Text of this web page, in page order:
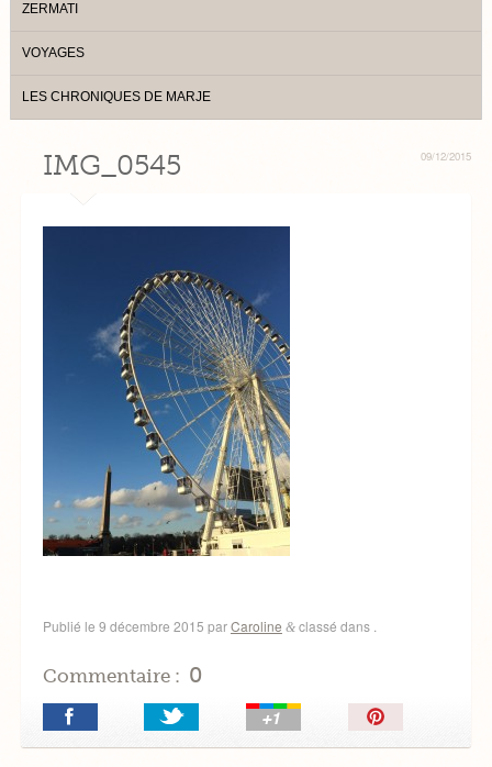
ZERMATI
VOYAGES
LES CHRONIQUES DE MARJE
09/12/2015
IMG_0545
Publié le 9 décembre 2015 parCaroline &classé dans .
Commentaire : 0
Épingler!